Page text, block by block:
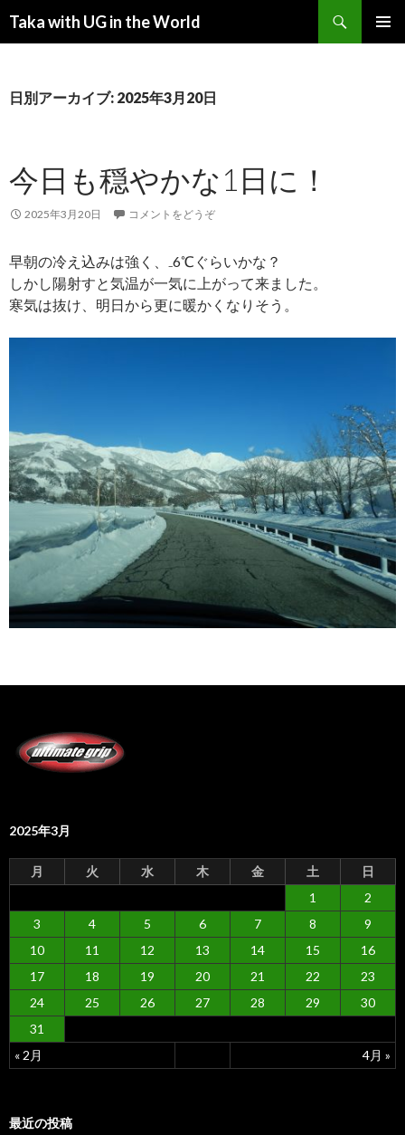
Taka with UG in the World
日別アーカイブ: 2025年3月20日
今日も穏やかな1日に！
2025年3月20日 コメントをどうぞ
早朝の冷え込みは強く、₋6℃ぐらいかな？
しかし陽射すと気温が一気に上がって来ました。
寒気は抜け、明日から更に暖かくなりそう。
2025年3月
月 火 水 木 金 土 日
« 2月 4月 »
1
2
3
4 5 6 7 8
9
10
11 12 13 14 15
16
17
18 19 20 21 22
23
24
25 26 27 28 29
30
31
最近の投稿